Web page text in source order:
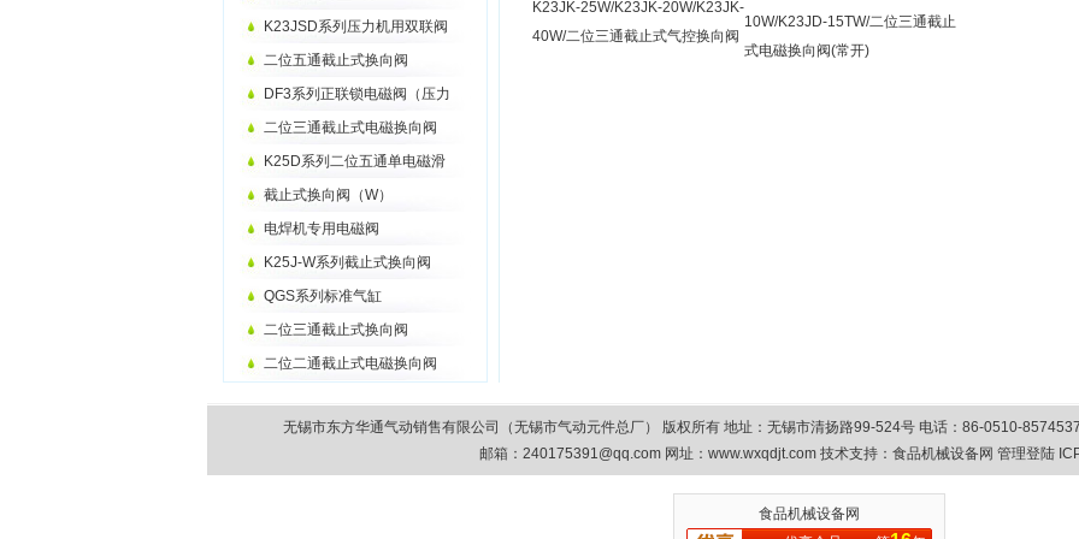
K23JSD系列压力机用双联阀
二位五通截止式换向阀
DF3系列正联锁电磁阀（压力
二位三通截止式电磁换向阀
K25D系列二位五通单电磁滑
截止式换向阀（W）
电焊机专用电磁阀
K25J-W系列截止式换向阀
QGS系列标准气缸
二位三通截止式换向阀
二位二通截止式电磁换向阀
K23JK-25W/K23JK-20W/K23JK-
40W/二位三通截止式气控换向阀
10W/K23JD-15TW/二位三通截止
式电磁换向阀(常开)
无锡市东方华通气动销售有限公司（无锡市气动元件总厂） 版权所有 地址：无锡市清扬路99-524号 电话：86-0510-
邮箱： 240175391@qq.com网址：www.wxqdjt.com 技术支持： 食品机械设备网 管理登陆
食品机械设备网